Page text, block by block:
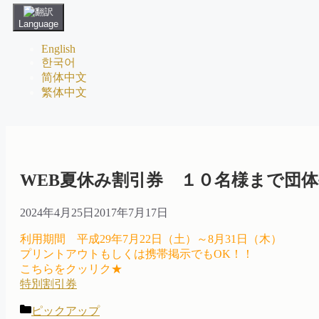
Language
English
한국어
简体中文
繁体中文
WEB夏休み割引券 １０名様まで団
2024年4月25日 2017年7月17日
利用期間 平成29年7月22日（土）～8月31日（木）
プリントアウトもしくは携帯掲示でもOK！！
こちらをクッリク★
特別割引券
カ
ピックアップ